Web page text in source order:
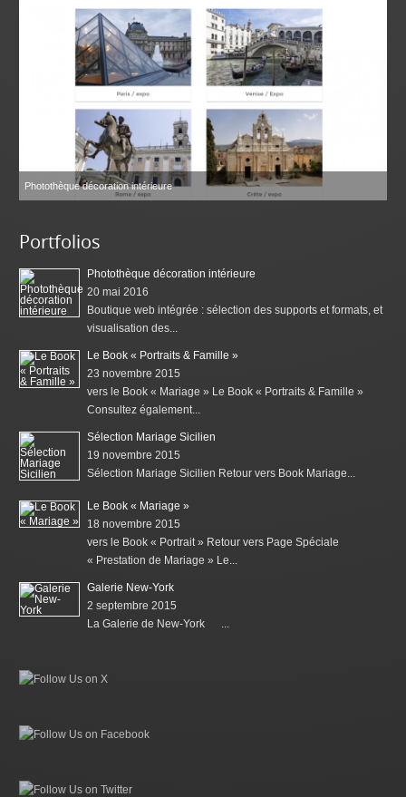
Photothèque décoration intérieure
Portfolios
Photothèque décoration intérieure
20 mai 2016
Boutique web intégrée : sélection des supports et formats, et
visualisation des...
Le Book « Portraits & Famille »
23 novembre 2015
vers le Book « Mariage » Le Book « Portraits & Famille »
Consultez également...
Sélection Mariage Sicilien
19 novembre 2015
Sélection Mariage Sicilien Retour vers Book Mariage...
Le Book « Mariage »
18 novembre 2015
vers le Book « Portrait » Retour vers Page Spéciale
« Prestation de Mariage » Le...
Galerie New-York
2 septembre 2015
La Galerie de New-York ...